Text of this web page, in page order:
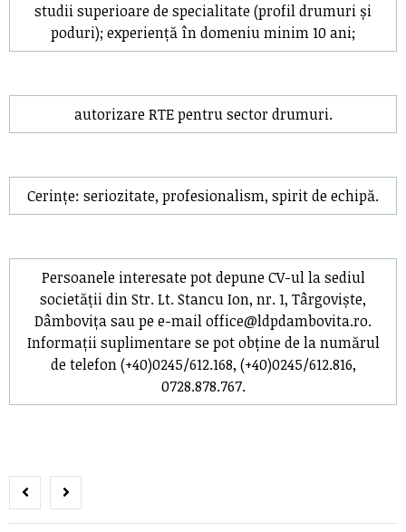
studii superioare de specialitate (profil drumuri și
poduri); experiență în domeniu minim 10 ani;
autorizare RTE pentru sector drumuri.
Cerințe: seriozitate, profesionalism, spirit de echipă.
Persoanele interesate pot depune CV-ul la sediul
societății din Str. Lt. Stancu Ion, nr. 1, Târgoviște,
Dâmbovița sau pe e-mail office@ldpdambovita.ro.
Informații suplimentare se pot obține de la numărul
de telefon (+40)0245/612.168, (+40)0245/612.816,
0728.878.767.